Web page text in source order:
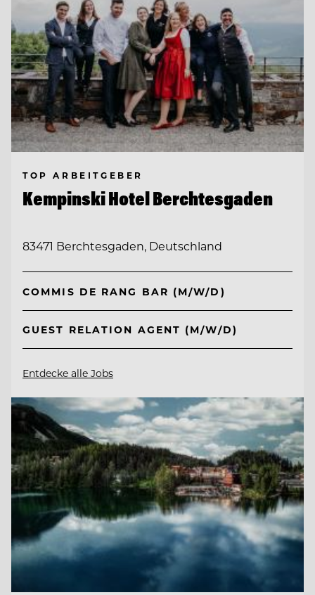
TOP ARBEITGEBER
Kempinski Hotel Berchtesgaden
83471 Berchtesgaden, Deutschland
COMMIS DE RANG BAR (M/W/D)
GUEST RELATION AGENT (M/W/D)
Entdecke alle Jobs